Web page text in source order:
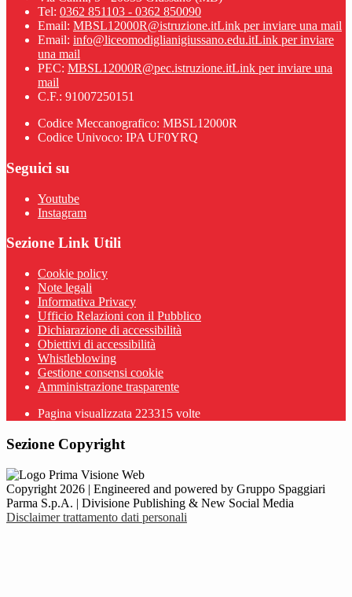
Tel: 0362 851103 - 0362 850090
Email: MBSL12000R@istruzione.itLink per inviare una mail
Email: info@liceomodiglianigiussano.edu.itLink per inviare
una mail
PEC: MBSL12000R@pec.istruzione.itLink per inviare una
mail
C.F.: 91007250151
Codice Meccanografico: MBSL12000R
Codice Univoco: IPA UF0YRQ
Seguici su
Youtube
Instagram
Sezione Link Utili
Cookie policy
Note legali
Informativa Privacy
Ufficio Relazioni con il Pubblico
Dichiarazione di accessibilità
Obiettivi di accessibilità
Whistleblowing
Gestione consensi cookie
Amministrazione trasparente
Pagina visualizzata 223315 volte
Sezione Copyright
Copyright 2026 | Engineered and powered by Gruppo Spaggiari
Parma S.p.A. | Divisione Publishing & New Social Media
Disclaimer trattamento dati personali